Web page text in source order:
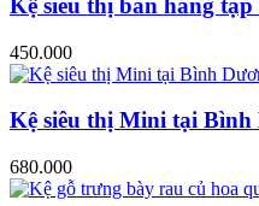
Kệ siêu thị bán hàng
450.000
Kệ siêu thị Mini tại Bình
680.000